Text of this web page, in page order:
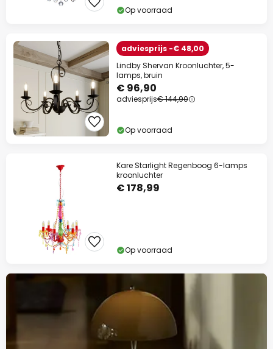
Op voorraad
adviesprijs -€ 48,00
Lindby Shervan Kroonluchter, 5-
lamps, bruin
€ 96,90
adviesprijs€ 144,90
Op voorraad
Kare Starlight Regenboog 6-lamps
kroonluchter
€ 178,99
Op voorraad